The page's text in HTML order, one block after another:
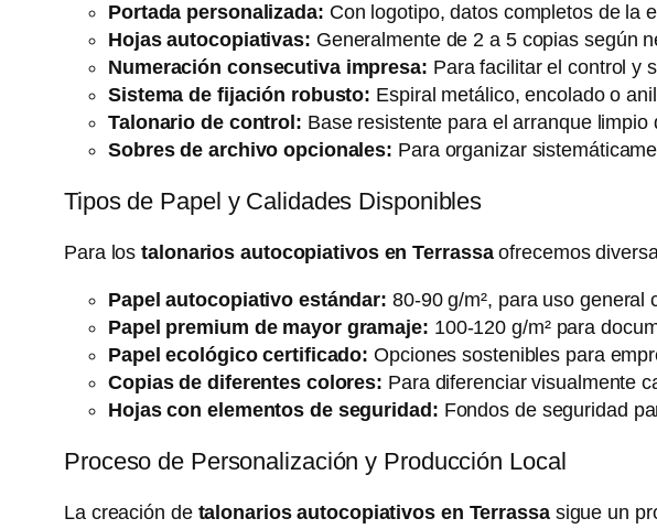
Portada personalizada: Con logotipo, datos completos de la
Hojas autocopiativas: Generalmente de 2 a 5 copias según
Numeración consecutiva impresa: Para facilitar el control y
Sistema de fijación robusto: Espiral metálico, encolado o
Talonario de control: Base resistente para el arranque limpio
Sobres de archivo opcionales: Para organizar
Tipos de Papel y Calidades Disponibles
Para lostalonarios autocopiativos en Terrassaofrecemos
Papel autocopiativo estándar: 80-90 g/m², para uso general
Papel premium de mayor gramaje: 100-120 g/m² para
Papel ecológico certificado: Opciones sostenibles para
Copias de diferentes colores: Para diferenciar visualmente
Hojas con elementos de seguridad: Fondos de seguridad
Proceso de Personalización y Producción Local
La creación de talonarios autocopiativos en Terrassasigue un